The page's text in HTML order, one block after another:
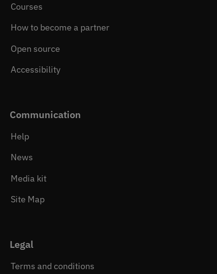
Courses
How to become a partner
Open source
Accessibility
Communication
Help
News
Media kit
Site Map
Legal
Terms and conditions